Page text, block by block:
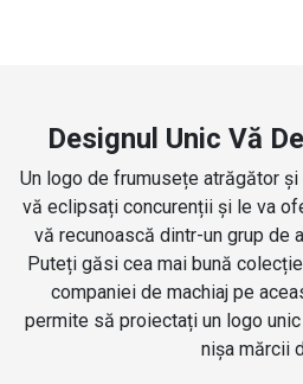
Designul Unic Vă
Un logo de frumusețe atrăgător
vă eclipsați concurenții și le va
vă recunoască dintr-un grup de
Puteți găsi cea mai bună
companiei de machiaj pe
permite să proiectați un logo
nișa mărcii